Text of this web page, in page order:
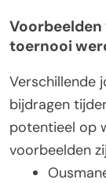
Voorbeelden
toernooi
Verschillende
bijdragen
potentieel op
voorbeelden